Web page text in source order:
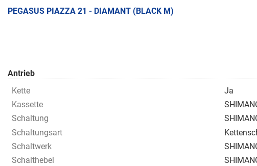
PEGASUS PIAZZA 21 - DIAMANT (BLACK M)
Antrieb
Kette
Ja
Kassette
Schaltung
Schaltungsart
Schaltwerk
Schalthebel